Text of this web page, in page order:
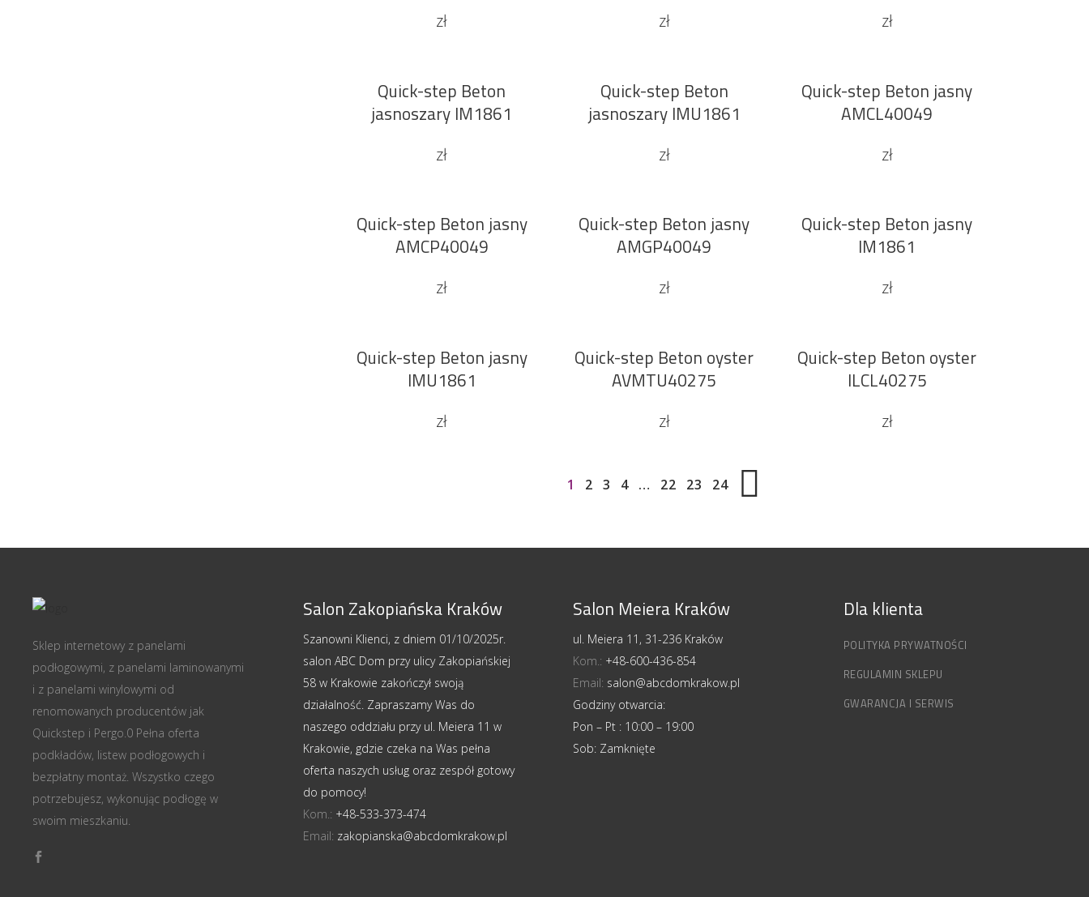
zł zł zł
DODAJ DO KOSZYKA
Quick-step Beton
jasnoszary IM1861
zł
DODAJ DO KOSZYKA
Quick-step Beton
jasnoszary IMU1861
zł
DODAJ DO KOSZYKA
Quick-step Beton jasny
AMCL40049
zł
DODAJ DO KOSZYKA
Quick-step Beton jasny
AMCP40049
zł
Sale DODAJ DO KOSZYKA
Quick-step Beton jasny
AMGP40049
zł
Sale DODAJ DO KOSZYKA
Quick-step Beton jasny
IM1861
zł
SaleDODAJ DO KOSZYKA
Quick-step Beton jasny
IMU1861
zł
DODAJ DO KOSZYKA
Quick-step Beton oyster
AVMTU40275
zł
DODAJ DO KOSZYKA
Quick-step Beton oyster
ILCL40275
zł
1 2 3 4 … 22 23 24
Sklep internetowy z panelami
podłogowymi, z panelami laminowanymi
i z panelami winylowymi od
renomowanych producentów jak
Quickstep i Pergo.0 Pełna oferta
podkładów, listew podłogowych i
bezpłatny montaż. Wszystko czego
potrzebujesz, wykonując podłogę w
swoim mieszkaniu.
Salon Zakopiańska Kraków
Szanowni Klienci, z dniem 01/10/2025r.
salon ABC Dom przy ulicy Zakopiańskiej
58 w Krakowie zakończył swoją
działalność. Zapraszamy Was do
naszego oddziału przy ul. Meiera 11 w
Krakowie, gdzie czeka na Was pełna
oferta naszych usług oraz zespół gotowy
do pomocy!
Kom.: +48-533-373-474
Email: zakopianska@abcdomkrakow.pl
Salon Meiera Kraków
ul. Meiera 11, 31-236 Kraków
Kom.: +48-600-436-854
Email: salon@abcdomkrakow.pl
Godziny otwarcia:
Pon – Pt : 10:00 – 19:00
Sob: Zamknięte
Dla klienta
POLITYKA PRYWATNOŚCI
REGULAMIN SKLEPU
GWARANCJA I SERWIS